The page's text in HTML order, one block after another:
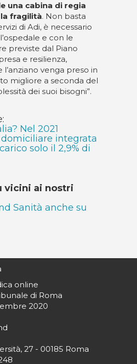
una cabina di regia
la fragilità. Non basta
di Adi, è necessario
e con le
previste dal Piano
e resilienza,
venga preso in
migliore a seconda del
dei suoi bisogni”.
Nel 2021
domiciliare integrata
solo il 2,9% di
vicini ai nostri
Sanità anche su
online
di Roma
2020
27 - 00185 Roma